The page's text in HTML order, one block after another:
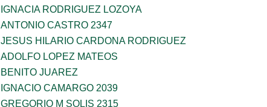
IGNACIA RODRIGUEZ LOZOYA
ANTONIO CASTRO 2347
JESUS HILARIO CARDONA RODRIGUEZ
ADOLFO LOPEZ MATEOS
BENITO JUAREZ
IGNACIO CAMARGO 2039
GREGORIO M SOLIS 2315